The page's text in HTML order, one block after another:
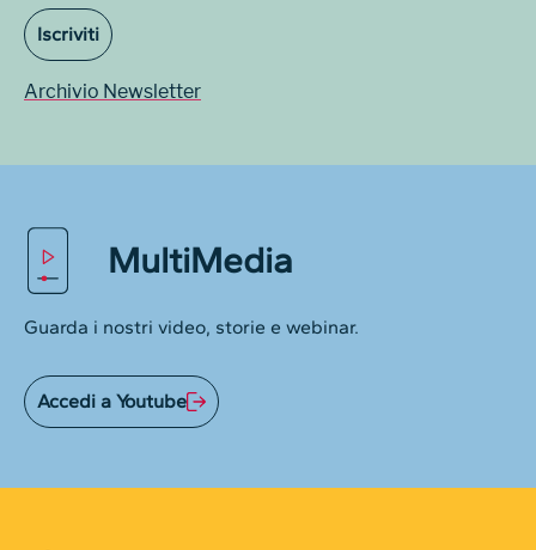
Iscriviti
Archivio Newsletter
MultiMedia
Guarda i nostri video, storie e webinar.
Accedi a Youtube